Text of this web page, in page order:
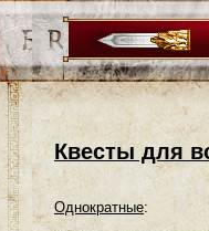
Квесты для
Однократные: